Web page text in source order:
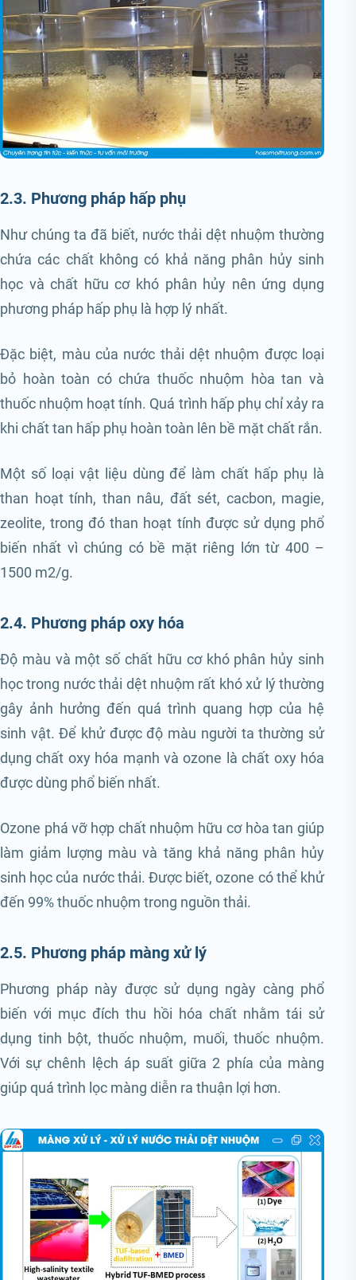
2.3. Phương pháp hấp phụ
Như chúng ta đã biết, nước thải dệt nhuộm thường
chứa các chất không có khả năng phân hủy sinh
học và chất hữu cơ khó phân hủy nên ứng dụng
phương pháp hấp phụ là hợp lý nhất.
Đặc biệt, màu của nước thải dệt nhuộm được loại
bỏ hoàn toàn có chứa thuốc nhuộm hòa tan và
thuốc nhuộm hoạt tính. Quá trình hấp phụ chỉ xảy ra
khi chất tan hấp phụ hoàn toàn lên bề mặt chất rắn.
Một số loại vật liệu dùng để làm chất hấp phụ là
than hoạt tính, than nâu, đất sét, cacbon, magie,
zeolite, trong đó than hoạt tính được sử dụng phổ
biến nhất vì chúng có bề mặt riêng lớn từ 400 –
1500 m2/g.
2.4. Phương pháp oxy hóa
Độ màu và một số chất hữu cơ khó phân hủy sinh
học trong nước thải dệt nhuộm rất khó xử lý thường
gây ảnh hưởng đến quá trình quang hợp của hệ
sinh vật. Để khử được độ màu người ta thường sử
dụng chất oxy hóa mạnh và ozone là chất oxy hóa
được dùng phổ biến nhất.
Ozone phá vỡ hợp chất nhuộm hữu cơ hòa tan giúp
làm giảm lượng màu và tăng khả năng phân hủy
sinh học của nước thải. Được biết, ozone có thể khử
đến 99% thuốc nhuộm trong nguồn thải.
2.5. Phương pháp màng xử lý
Phương pháp này được sử dụng ngày càng phổ
biến với mục đích thu hồi hóa chất nhằm tái sử
dụng tinh bột, thuốc nhuộm, muối, thuốc nhuộm.
Với sự chênh lệch áp suất giữa 2 phía của màng
giúp quá trình lọc màng diễn ra thuận lợi hơn.